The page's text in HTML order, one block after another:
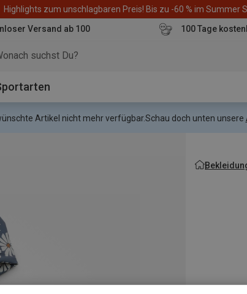
Highlights zum unschlagbaren Preis! Bis zu -60 % im Summer
Versand ab 100
100 Tage
Artikel nicht mehr verfügbar.Schau doch unten unsere